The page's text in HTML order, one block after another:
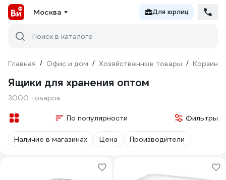
Москва Для юрлиц
Поиск в каталоге
Главная / Офис и дом / Хозяйственные товары / Корзины
Ящики для хранения оптом
3000 товаров
По популярности Фильтры
Наличие в магазинах Цена Производители